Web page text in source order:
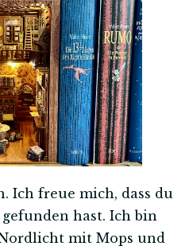
Ich freue mich, dass du
hast. Ich bin
mit Mops und